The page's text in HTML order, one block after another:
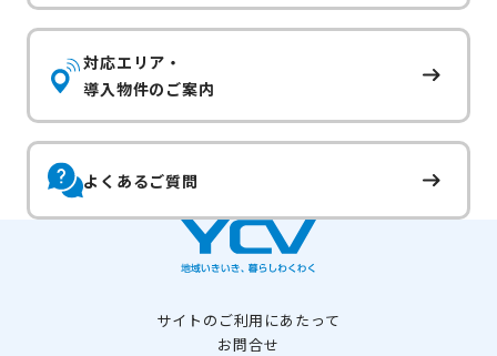
対応エリア・
導入物件のご案内
よくあるご質問
サイトのご利用にあたって
お問合せ